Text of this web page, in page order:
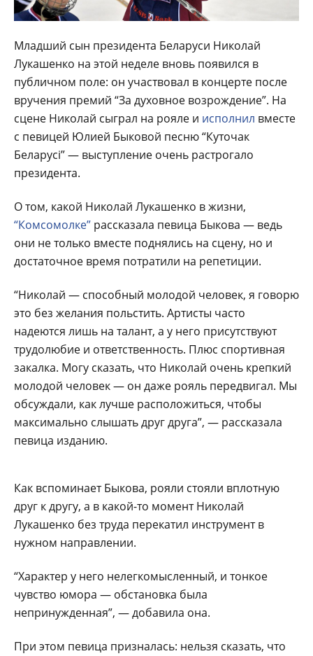
Младший сын президента Беларуси Николай
Лукашенко на этой неделе вновь появился в
публичном поле: он участвовал в концерте после
вручения премий “За духовное возрождение”. На
сцене Николай сыграл на рояле и исполнил вместе
с певицей Юлией Быковой песню “Куточак
Беларусi” — выступление очень растрогало
президента.
О том, какой Николай Лукашенко в жизни,
“Комсомолке” рассказала певица Быкова — ведь
они не только вместе поднялись на сцену, но и
достаточное время потратили на репетиции.
“Николай — способный молодой человек, я говорю
это без желания польстить. Артисты часто
надеются лишь на талант, а у него присутствуют
трудолюбие и ответственность. Плюс спортивная
закалка. Могу сказать, что Николай очень крепкий
молодой человек — он даже рояль передвигал. Мы
обсуждали, как лучше расположиться, чтобы
максимально слышать друг друга”, — рассказала
певица изданию.
Как вспоминает Быкова, рояли стояли вплотную
друг к другу, а в какой-то момент Николай
Лукашенко без труда перекатил инструмент в
нужном направлении.
“Характер у него нелегкомысленный, и тонкое
чувство юмора — обстановка была
непринужденная”, — добавила она.
При этом певица призналась: нельзя сказать, что